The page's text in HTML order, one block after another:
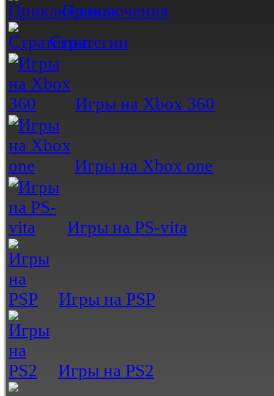
Приключения
Стратегии
Игры на Xbox 360
Игры на Xbox one
Игры на PS-vita
Игры на PSP
Игры на PS2